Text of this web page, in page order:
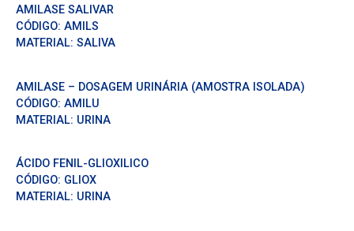
AMILASE SALIVAR
CÓDIGO: AMILS
MATERIAL: SALIVA
AMILASE – DOSAGEM URINÁRIA (AMOSTRA ISOLADA)
CÓDIGO: AMILU
MATERIAL: URINA
ÁCIDO FENIL-GLIOXILICO
CÓDIGO: GLIOX
MATERIAL: URINA